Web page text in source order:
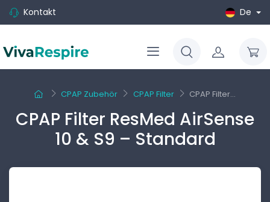
Kontakt De
CPAP Zubehör CPAP Filter CPAP Filter...
CPAP Filter ResMed AirSense
10 & S9 – Standard